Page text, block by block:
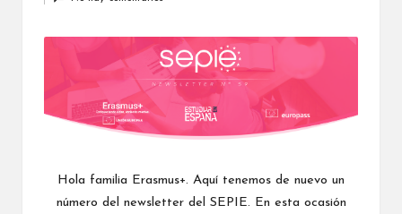
por
Hola familia Erasmus+. Aquí tenemos de nuevo un
número del newsletter del SEPIE. En esta ocasión